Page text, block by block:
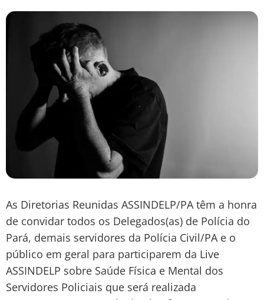
As Diretorias Reunidas ASSINDELP/PA têm a honra
de convidar todos os Delegados(as) de Polícia do
Pará, demais servidores da Polícia Civil/PA e o
público em geral para participarem da Live
ASSINDELP sobre Saúde Física e Mental dos
Servidores Policiais que será realizada